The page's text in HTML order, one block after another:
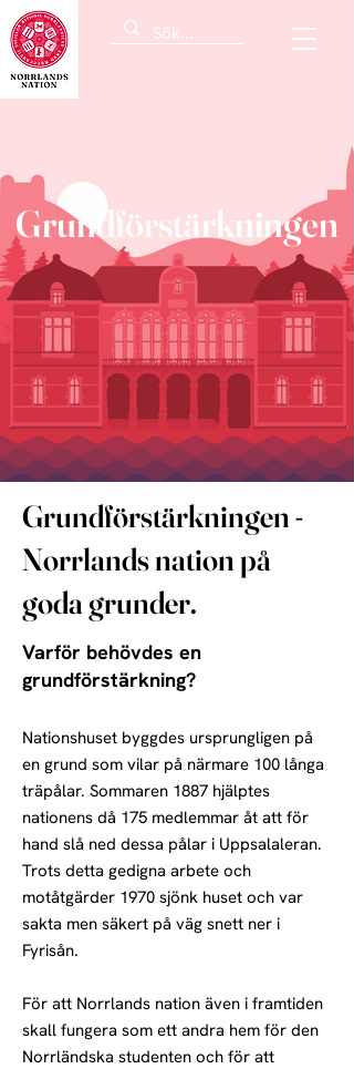
Grundförstärkningen
Grundförstärkningen -
Norrlands nation på
goda grunder.
Varför behövdes en
grundförstärkning?
Nationshuset byggdes ursprungligen på
en grund som vilar på närmare 100 långa
träpålar. Sommaren 1887 hjälptes
nationens då 175 medlemmar åt att för
hand slå ned dessa pålar i Uppsalaleran.
Trots detta gedigna arbete och
motåtgärder 1970 sjönk huset och var
sakta men säkert på väg snett ner i
Fyrisån.
För att Norrlands nation även i framtiden
skall fungera som ett andra hem för den
Norrländska studenten och för att